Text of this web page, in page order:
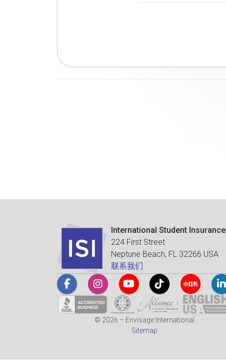
International Student Insurance
224 First Street
Neptune Beach, FL 32266 USA
联系我们
© 2026 – Envisage International
Sitemap